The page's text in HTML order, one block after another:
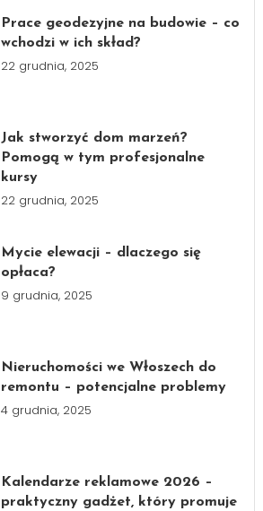
Prace geodezyjne na budowie – co
wchodzi w ich skład?
22 grudnia, 2025
Jak stworzyć dom marzeń?
Pomogą w tym profesjonalne
kursy
22 grudnia, 2025
Mycie elewacji – dlaczego się
opłaca?
9 grudnia, 2025
Nieruchomości we Włoszech do
remontu – potencjalne problemy
4 grudnia, 2025
Kalendarze reklamowe 2026 –
praktyczny gadżet, który promuje